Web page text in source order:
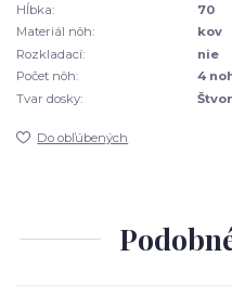
Hĺbka:
70
Materiál nôh:
kov
Rozkladací:
nie
Počet nôh:
4
Tvar dosky:
Do obľúbených